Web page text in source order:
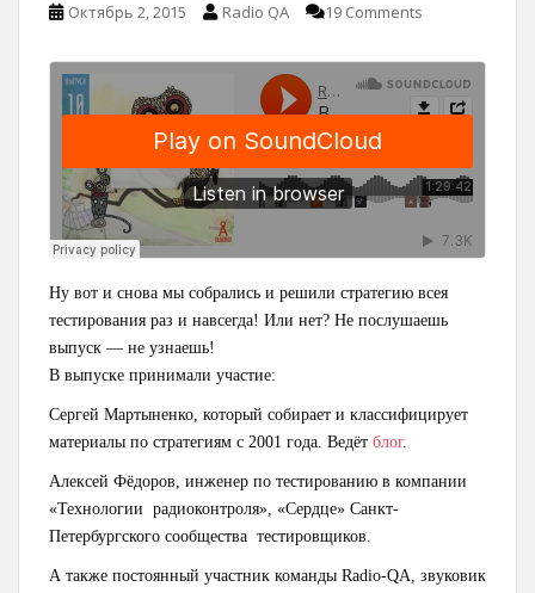
Октябрь 2, 2015 Radio QA 19 Comments
Ну вот и снова мы собрались и решили стратегию всея
тестирования раз и навсегда! Или нет? Не послушаешь
выпуск — не узнаешь!
В выпуске принимали участие:
Сергей Мартыненко, который собирает и классифицирует
материалы по стратегиям с 2001 года. Ведёт блог.
Алексей Фёдоров, инженер по тестированию в компании
«Технологии радиоконтроля», «Сердце» Санкт-
Петербургского сообщества тестировщиков.
А также постоянный участник команды Radio-QA, звуковик